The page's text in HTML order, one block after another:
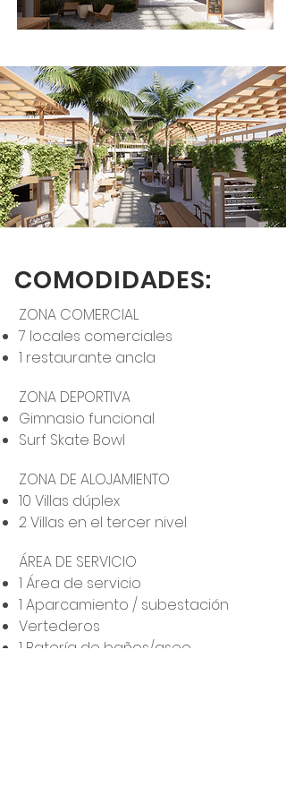
COMODIDADES:
ZONA COMERCIAL
7 locales comerciales
1 restaurante ancla
ZONA DEPORTIVA
Gimnasio funcional
Surf Skate Bowl
ZONA DE ALOJAMIENTO
10 Villas dúplex
2 Villas en el tercer nivel
ÁREA DE SERVICIO
1 Área de servicio
1 Aparcamiento / subestación
Vertederos
1 Batería de baños/aseo